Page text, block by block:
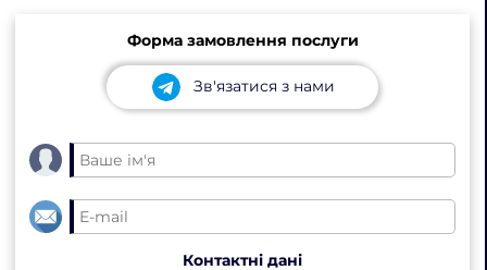
Форма замовлення послуги
Зв'язатися з нами
Контактні дані